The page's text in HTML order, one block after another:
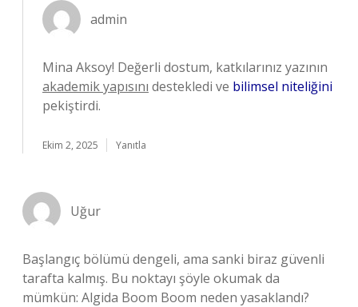
admin
Mina Aksoy! Değerli dostum, katkılarınız yazının
akademik yapısını destekledi ve bilimsel niteliğini
pekiştirdi.
Ekim 2, 2025 Yanıtla
Uğur
Başlangıç bölümü dengeli, ama sanki biraz güvenli
tarafta kalmış. Bu noktayı şöyle okumak da
mümkün: Algida Boom Boom neden yasaklandı?